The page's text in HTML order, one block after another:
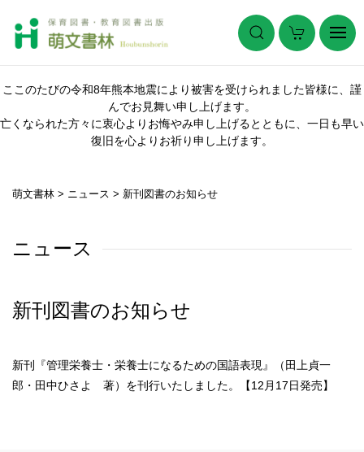
ここのたびの令和8年熊本地震により被害を受けられました皆様に、謹
んでお見舞い申し上げます。
亡くなられた方々に衷心よりお悔やみ申し上げるとともに、一日も早い
復旧を心よりお祈り申し上げます。
萌文書林 > ニュース > 新刊図書のお知らせ
ニュース
新刊図書のお知らせ
新刊『管理栄養士・栄養士になるための国語表現 』（田上貞一
郎・田中ひさよ 著）を刊行いたしました。【12月17日発売】